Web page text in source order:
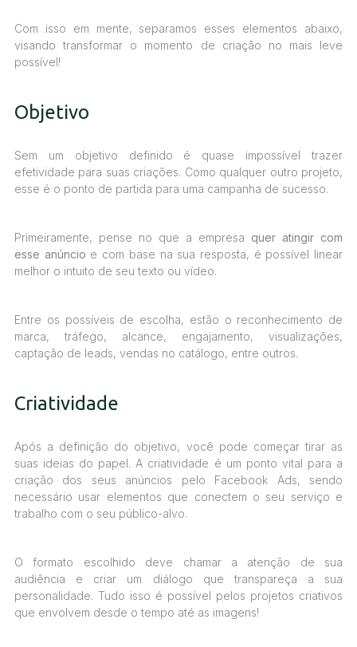
Com isso em mente, separamos esses elementos abaixo,
visando transformar o momento de criação no mais leve
possível!
Objetivo
Sem um objetivo definido é quase impossível trazer
efetividade para suas criações. Como qualquer outro projeto,
esse é o ponto de partida para uma campanha de sucesso.
Primeiramente, pense no que a empresa quer atingir com
esse anúncio e com base na sua resposta, é possível linear
melhor o intuito de seu texto ou vídeo.
Entre os possíveis de escolha, estão o reconhecimento de
marca, tráfego, alcance, engajamento, visualizações,
captação de leads, vendas no catálogo, entre outros.
Criatividade
Após a definição do objetivo, você pode começar tirar as
suas ideias do papel. A criatividade é um ponto vital para a
criação dos seus anúncios pelo Facebook Ads, sendo
necessário usar elementos que conectem o seu serviço e
trabalho com o seu público-alvo.
O formato escolhido deve chamar a atenção de sua
audiência e criar um diálogo que transpareça a sua
personalidade. Tudo isso é possível pelos projetos criativos
que envolvem desde o tempo até as imagens!